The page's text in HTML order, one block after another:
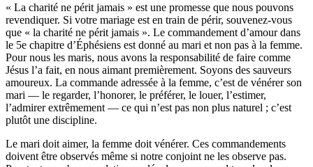
« La charité ne périt jamais » est une promesse que nous pouvons
revendiquer. Si votre mariage est en train de périr, souvenez-vous
que « la charité ne périt jamais ». Le commandement d’amour dans
le 5e chapitre d’Éphésiens est donné au mari et non pas à la femme.
Pour nous les maris, nous avons la responsabilité de faire comme
Jésus l’a fait, en nous aimant premièrement. Soyons des sauveurs
amoureux. La commande adressée à la femme, c’est de vénérer son
mari — le regarder, l’honorer, le préférer, le louer, l’estimer,
l’admirer extrêmement — ce qui n’est pas non plus naturel ; c’est
plutôt une discipline.
Le mari doit aimer, la femme doit vénérer. Ces commandements
doivent être observés même si notre conjoint ne les observe pas.